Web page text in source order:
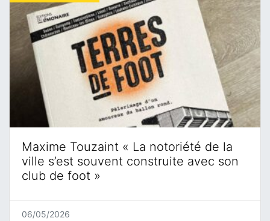
Maxime Touzaint « La notoriété de la
ville s’est souvent construite avec son
club de foot »
06/05/2026